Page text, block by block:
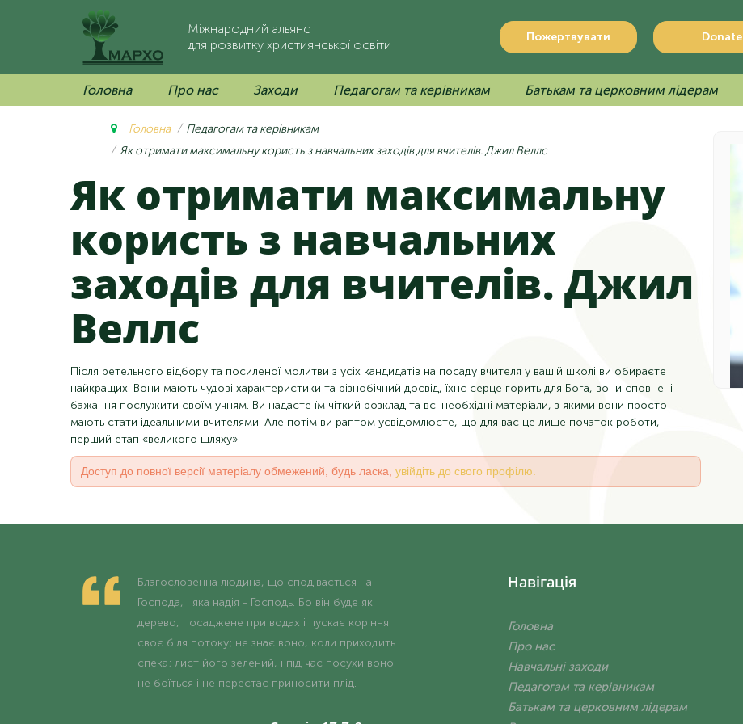
Міжнародний альянс
для розвитку християнської освіти
Пожертвувати Donate
Головна Про нас Заходи Педагогам та керівникам Батькам та церковним лідерам
Головна
Педагогам та керівникам
Як отримати максимальну користь з навчальних заходів для вчителів. Джил Веллс
Як отримати максимальну
користь з навчальних
заходів для вчителів. Джил
Веллс
Після ретельного відбору та посиленої молитви з усіх кандидатів на посаду вчителя у вашій школі ви обираєте
найкращих. Вони мають чудові характеристики та різнобічний досвід, їхнє серце горить для Бога, вони сповнені
бажання послужити своїм учням. Ви надаєте їм чіткий розклад та всі необхідні матеріали, з якими вони просто
мають стати ідеальними вчителями. Але потім ви раптом усвідомлюєте, що для вас це лише початок роботи,
перший етап «великого шляху»!
Доступ до повної версії матеріалу обмежений, будь ласка, увійдіть до свого профілю.
Благословенна людина, що сподівається на
Господа, і яка надія - Господь. Бо він буде як
дерево, посаджене при водах і пускає коріння
своє біля потоку; не знає воно, коли приходить
спека; лист його зелений, і під час посухи воно
не боїться і не перестає приносити плід.
Навігація
Головна
Про нас
Навчальні заходи
Педагогам та керівникам
Батькам та церковним лідерам